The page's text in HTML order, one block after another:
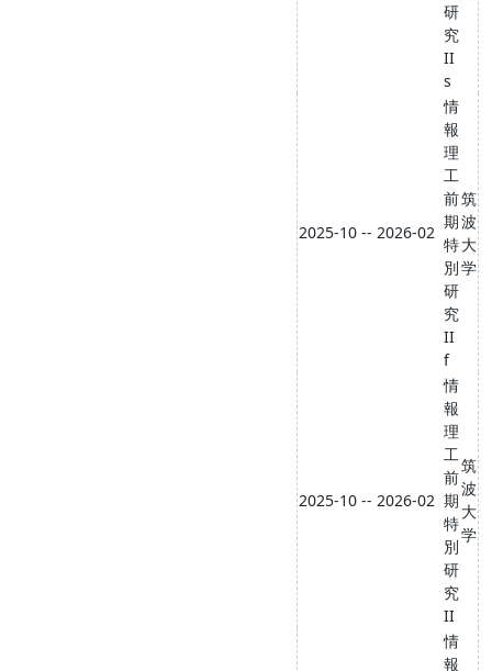
研
究
II
s
2025-10 -- 2026-02
情
報
理
工
前
期
特
別
研
究
II
f
筑
波
大
学
2025-10 -- 2026-02
情
報
理
工
前
期
特
別
研
究
II
筑
波
大
学
情
報